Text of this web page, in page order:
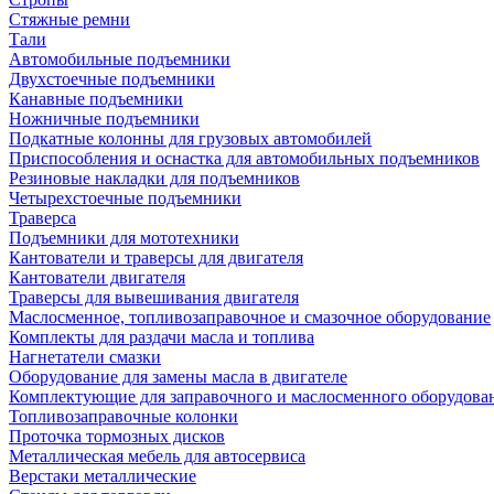
Стяжные ремни
Тали
Автомобильные подъемники
Двухстоечные подъемники
Канавные подъемники
Ножничные подъемники
Подкатные колонны для грузовых автомобилей
Приспособления и оснастка для автомобильных подъемников
Резиновые накладки для подъемников
Четырехстоечные подъемники
Траверса
Подъемники для мототехники
Кантователи и траверсы для двигателя
Кантователи двигателя
Траверсы для вывешивания двигателя
Маслосменное, топливозаправочное и смазочное оборудование
Комплекты для раздачи масла и топлива
Нагнетатели смазки
Оборудование для замены масла в двигателе
Комплектующие для заправочного и маслосменного
Топливозаправочные колонки
Проточка тормозных дисков
Металлическая мебель для автосервиса
Верстаки металлические